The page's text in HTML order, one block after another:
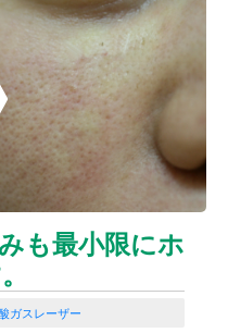
ニキビ治療
痕のクレーター）
レーター）オリジナル
グ
治療
ニキビ跡治療
ルロン酸注入
ピアス
修正
ボトックス注射
メディア
康 化粧品
も最小限にホ
ガスレーザー